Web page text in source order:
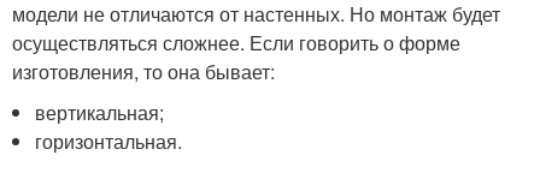
модели не отличаются от настенных. Но монтаж будет
осуществляться сложнее. Если говорить о форме
изготовления, то она бывает:
вертикальная;
горизонтальная.